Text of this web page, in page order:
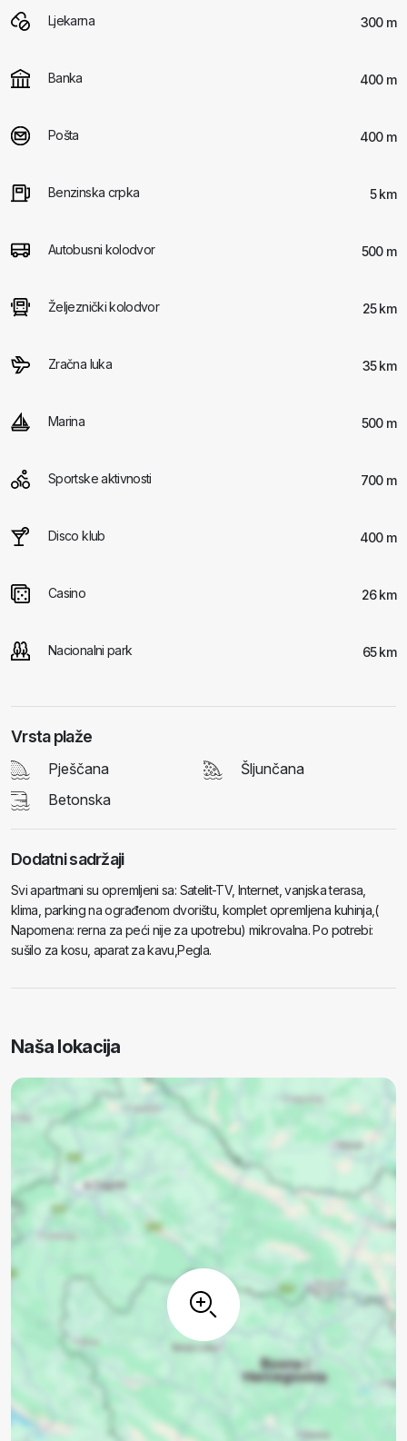
Ljekarna 300 m
Banka 400 m
Pošta 400 m
Benzinska crpka 5 km
Autobusni kolodvor 500 m
Željeznički kolodvor 25 km
Zračna luka 35 km
Marina 500 m
Sportske aktivnosti 700 m
Disco klub 400 m
Casino 26 km
Nacionalni park 65 km
Vrsta plaže
Pješčana
Šljunčana
Betonska
Dodatni sadržaji
Svi apartmani su opremljeni sa: Satelit-TV, Internet, vanjska terasa,
klima, parking na ograđenom dvorištu, komplet opremljena kuhinja,(
Napomena: rerna za peći nije za upotrebu) mikrovalna. Po potrebi:
sušilo za kosu, aparat za kavu,Pegla.
Naša lokacija